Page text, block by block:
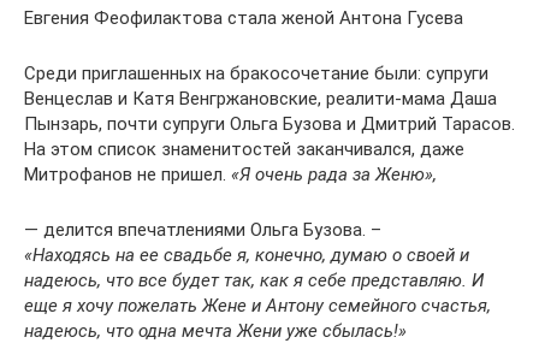
Евгения Феофилактова стала женой Антона Гусева
Среди приглашенных на бракосочетание были: супруги
Венцеслав и Катя Венгржановские, реалити-мама Даша
Пынзарь, почти супруги Ольга Бузова и Дмитрий Тарасов.
На этом список знаменитостей заканчивался, даже
Митрофанов не пришел. «Я очень рада за Женю»,
— делится впечатлениями Ольга Бузова. –
«Находясь на ее свадьбе я, конечно, думаю о своей и
надеюсь, что все будет так, как я себе представляю. И
еще я хочу пожелать Жене и Антону семейного счастья,
надеюсь, что одна мечта Жени уже сбылась!»